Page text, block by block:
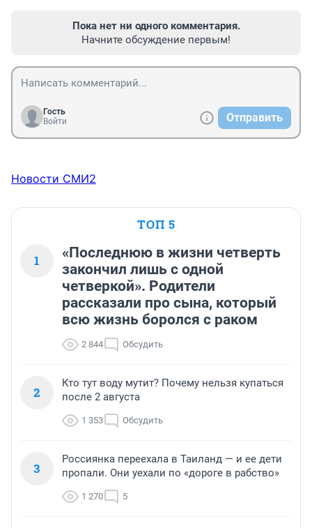
Пока нет ни одного комментария.
Начните обсуждение первым!
Гость
Войти
Отправить
Новости СМИ2
ТОП 5
1
«Последнюю в жизни четверть
закончил лишь с одной
четверкой». Родители
рассказали про сына, который
всю жизнь боролся с раком
2 844 Обсудить
2
Кто тут воду мутит? Почему нельзя купаться
после 2 августа
1 353 Обсудить
3
Россиянка переехала в Таиланд — и ее дети
пропали. Они уехали по «дороге в рабство»
1 270 5